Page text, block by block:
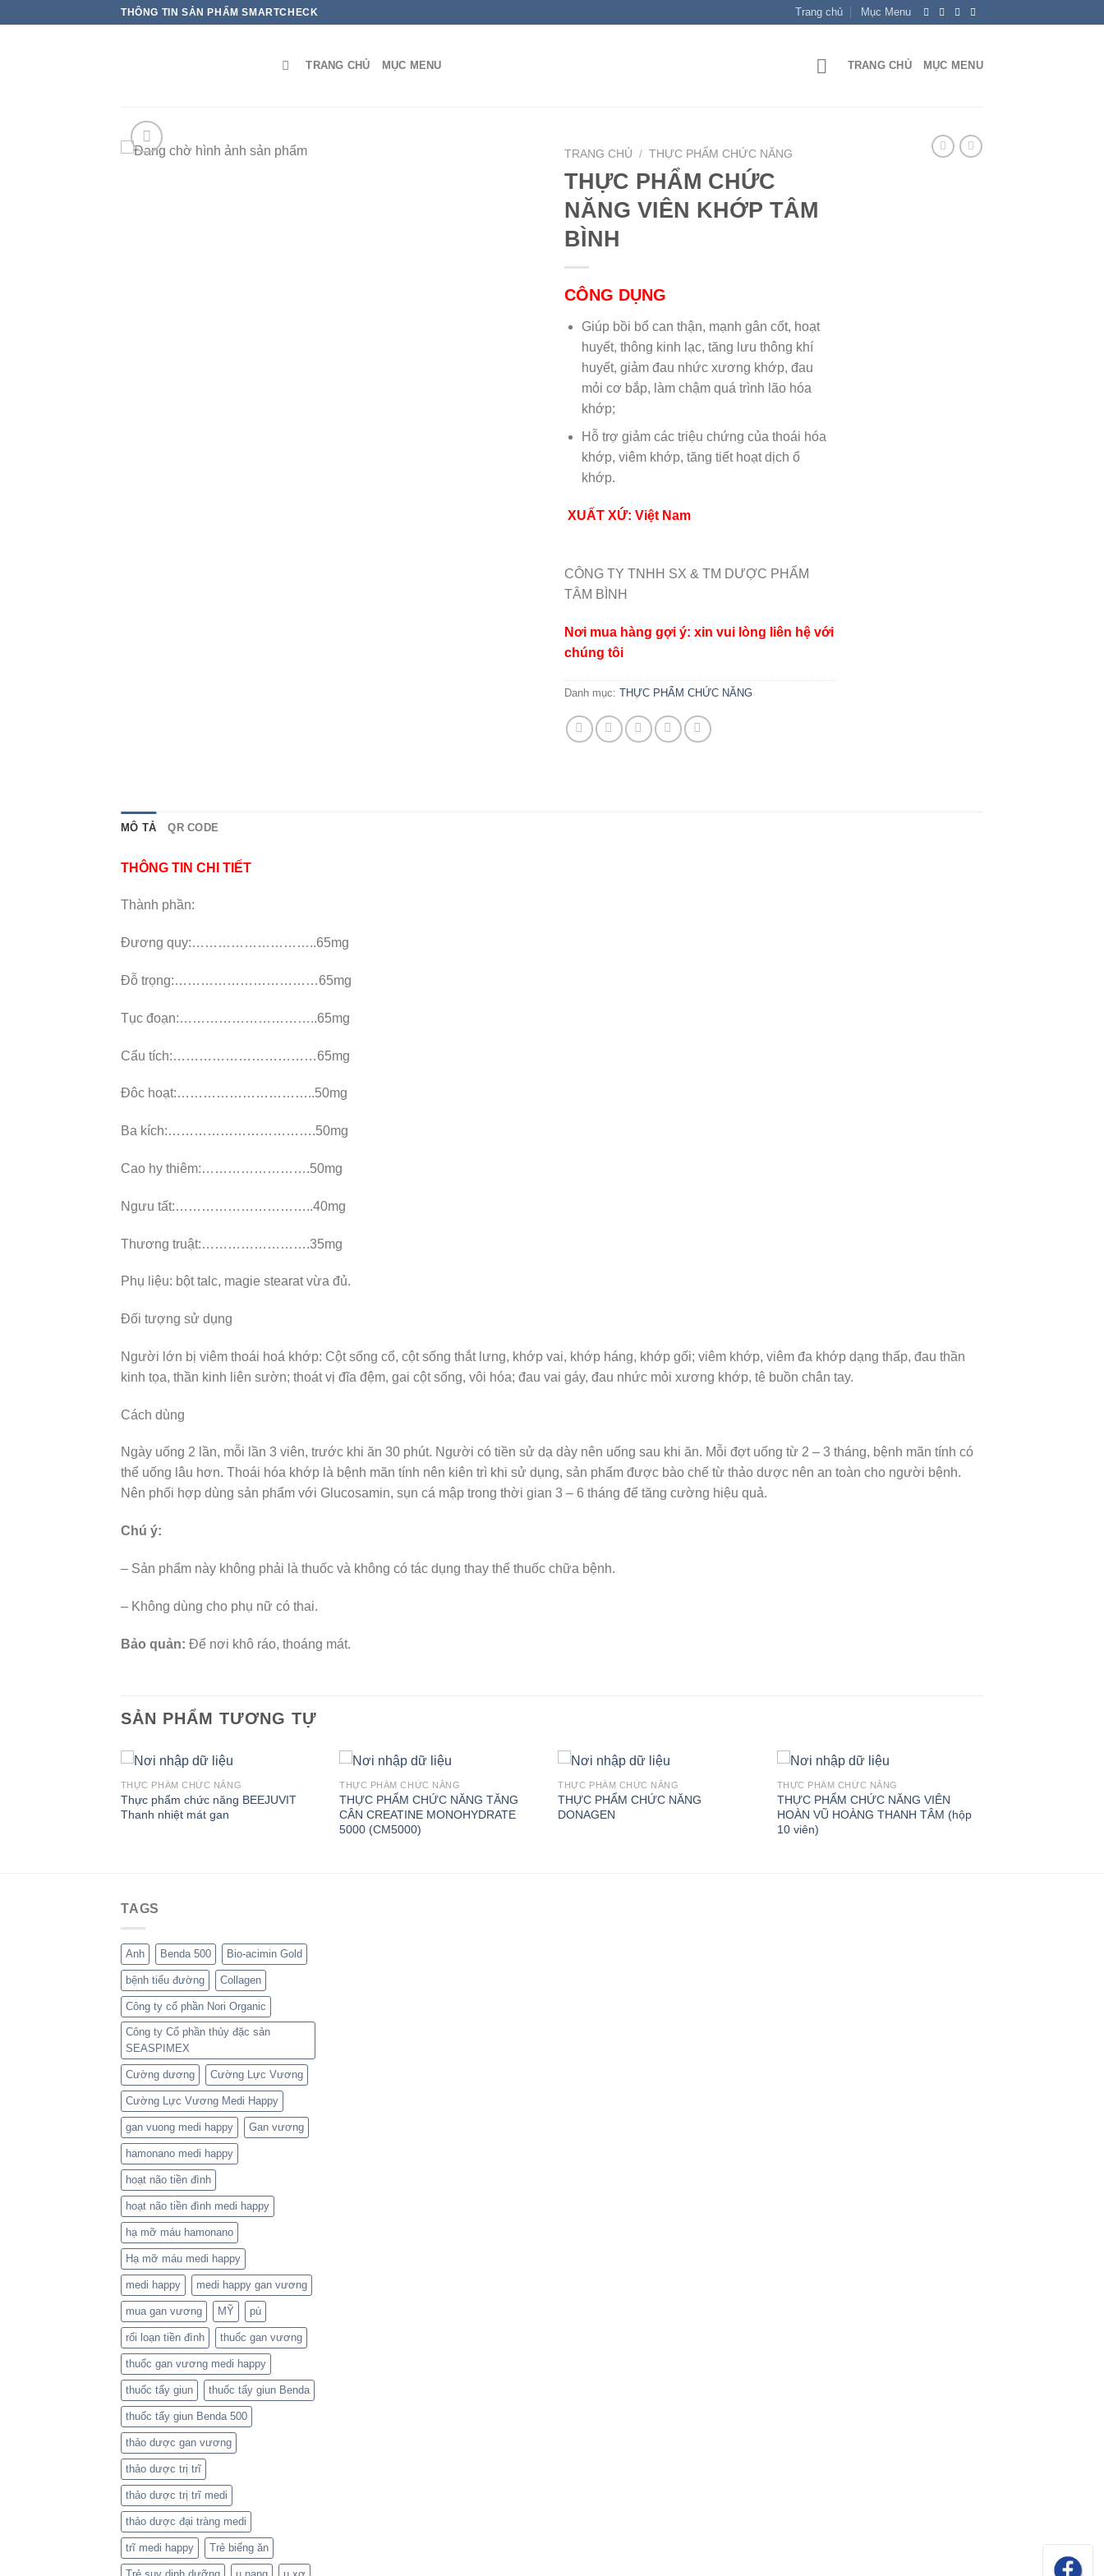
THÔNG TIN SẢN PHẨM SMARTCHECK Trang chủ Mục Menu
TRANG CHỦ MỤC MENU TRANG CHỦ MỤC MENU
TRANG CHỦ / THỰC PHẨM CHỨC NĂNG
THỰC PHẨM CHỨC
NĂNG VIÊN KHỚP TÂM
BÌNH
CÔNG DỤNG
Giúp bồi bổ can thận, mạnh gân cốt, hoạt
huyết, thông kinh lạc, tăng lưu thông khí
huyết, giảm đau nhức xương khớp, đau
mỏi cơ bắp, làm chậm quá trình lão hóa
khớp;
Hỗ trợ giảm các triệu chứng của thoái hóa
khớp, viêm khớp, tăng tiết hoạt dịch ổ
khớp.
XUẤT XỨ: Việt Nam
CÔNG TY TNHH SX & TM DƯỢC PHẨM
TÂM BÌNH
Nơi mua hàng gợi ý: xin vui lòng liên hệ với
chúng tôi
Danh mục: THỰC PHẨM CHỨC NĂNG
MÔ TẢ QR CODE
THÔNG TIN CHI TIẾT
Thành phần:
Đương quy:………………………..65mg
Đỗ trọng:……………………………65mg
Tục đoạn:…………………………..65mg
Cẩu tích:……………………………65mg
Đôc hoạt:…………………………..50mg
Ba kích:…………………………….50mg
Cao hy thiêm:…………………….50mg
Ngưu tất:…………………………..40mg
Thương truật:…………………….35mg
Phụ liệu: bột talc, magie stearat vừa đủ.
Đối tượng sử dụng
Người lớn bị viêm thoái hoá khớp: Cột sống cổ, cột sống thắt lưng, khớp vai, khớp háng, khớp gối; viêm khớp, viêm đa khớp dạng thấp, đau thần
kinh tọa, thần kinh liên sườn; thoát vị đĩa đệm, gai cột sống, vôi hóa; đau vai gáy, đau nhức mỏi xương khớp, tê buồn chân tay.
Cách dùng
Ngày uống 2 lần, mỗi lần 3 viên, trước khi ăn 30 phút. Người có tiền sử dạ dày nên uống sau khi ăn. Mỗi đợt uống từ 2 – 3 tháng, bệnh mãn tính có
thể uống lâu hơn. Thoái hóa khớp là bệnh mãn tính nên kiên trì khi sử dụng, sản phẩm được bào chế từ thảo dược nên an toàn cho người bệnh.
Nên phối hợp dùng sản phẩm với Glucosamin, sụn cá mập trong thời gian 3 – 6 tháng để tăng cường hiệu quả.
Chú ý:
– Sản phẩm này không phải là thuốc và không có tác dụng thay thế thuốc chữa bệnh.
– Không dùng cho phụ nữ có thai.
Bảo quản: Để nơi khô ráo, thoáng mát.
SẢN PHẨM TƯƠNG TỰ
THỰC PHẨM CHỨC NĂNG
Thực phẩm chức năng BEEJUVIT
Thanh nhiệt mát gan
THỰC PHẨM CHỨC NĂNG
THỰC PHẨM CHỨC NĂNG TĂNG
CÂN CREATINE MONOHYDRATE
5000 (CM5000)
THỰC PHẨM CHỨC NĂNG
THỰC PHẨM CHỨC NĂNG
DONAGEN
THỰC PHẨM CHỨC NĂNG
THỰC PHẨM CHỨC NĂNG VIÊN
HOÀN VŨ HOÀNG THANH TÂM (hộp
10 viên)
TAGS
Anh Benda 500 Bio-acimin Gold
bệnh tiểu đường Collagen
Công ty cổ phần Nori Organic
Công ty Cổ phần thủy đặc sản
SEASPIMEX
Cường dương Cường Lực Vương
Cường Lực Vương Medi Happy
gan vuong medi happy Gan vương
hamonano medi happy
hoạt não tiền đình
hoạt não tiền đình medi happy
hạ mỡ máu hamonano
Hạ mỡ máu medi happy
medi happy medi happy gan vương
mua gan vương MỸ pù
rối loạn tiền đình thuốc gan vương
thuốc gan vương medi happy
thuốc tẩy giun thuốc tẩy giun Benda
thuốc tẩy giun Benda 500
thảo dược gan vương
thảo dược trị trĩ
thảo dược trị trĩ medi
thảo dược đại tràng medi
trĩ medi happy Trẻ biếng ăn